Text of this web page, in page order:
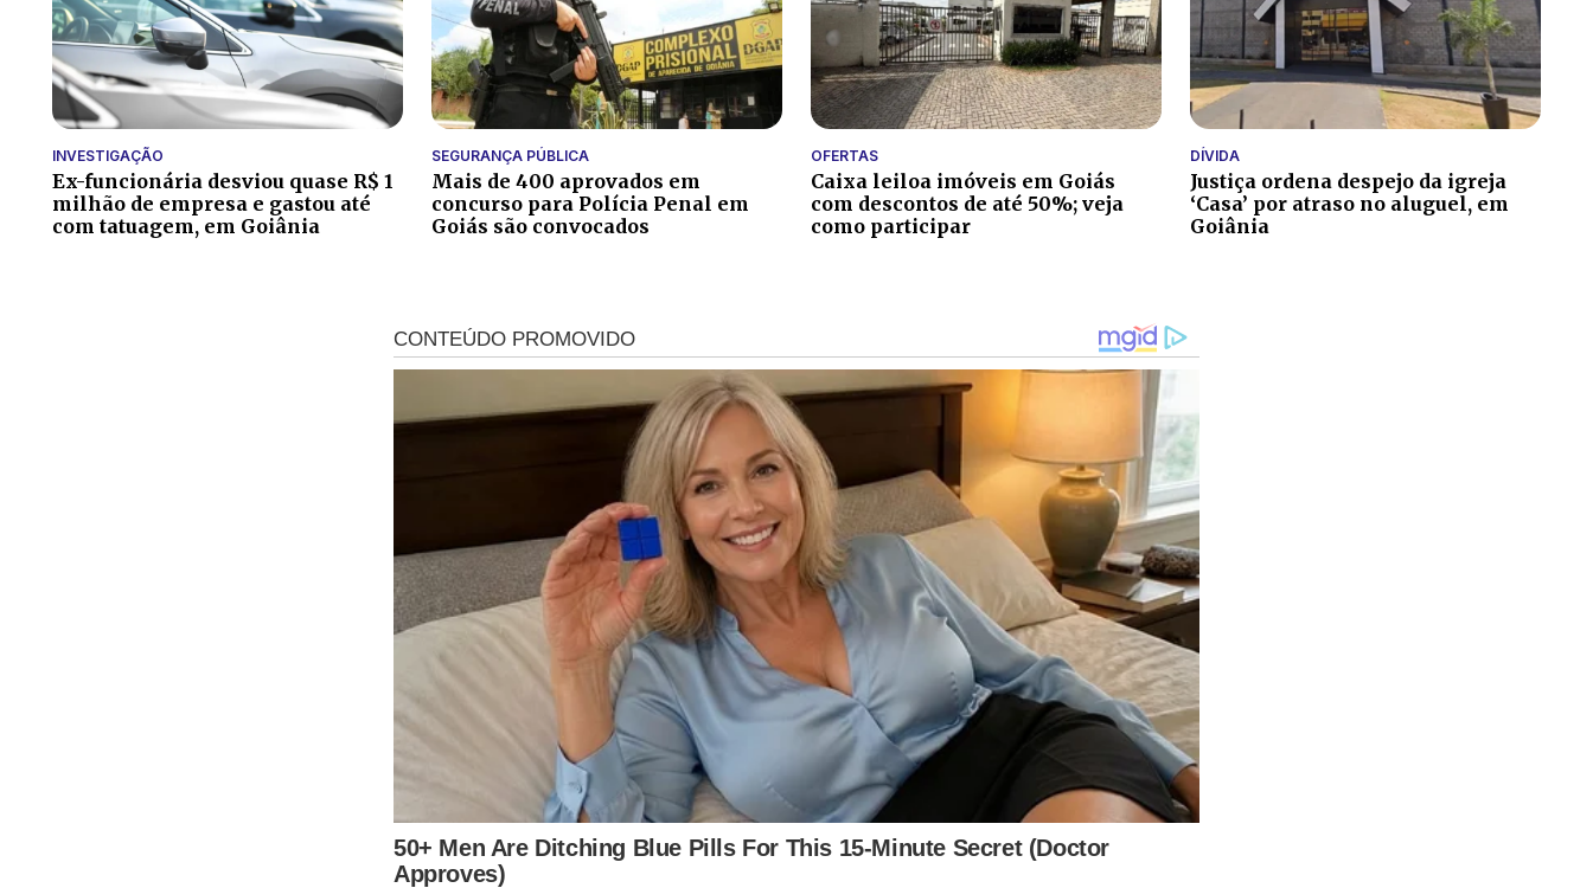
INVESTIGAÇÃO
Ex-funcionária desviou quase R$ 1
milhão de empresa e gastou até
com tatuagem, em Goiânia
SEGURANÇA PÚBLICA
Mais de 400 aprovados em
concurso para Polícia Penal em
Goiás são convocados
OFERTAS
Caixa leiloa imóveis em Goiás
com descontos de até 50%; veja
como participar
DÍVIDA
Justiça ordena despejo da igreja
‘Casa’ por atraso no aluguel, em
Goiânia